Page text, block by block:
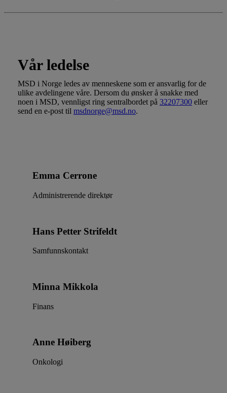
Vår ledelse
MSD i Norge ledes av menneskene som er ansvarlig for de
ulike avdelingene våre. Dersom du ønsker å snakke med
noen i MSD, vennligst ring sentralbordet på 32207300 eller
send en e-post til msdnorge@msd.no.
Emma Cerrone
Administrerende direktør
Hans Petter Strifeldt
Samfunnskontakt
Minna Mikkola
Finans
Anne Høiberg
Onkologi